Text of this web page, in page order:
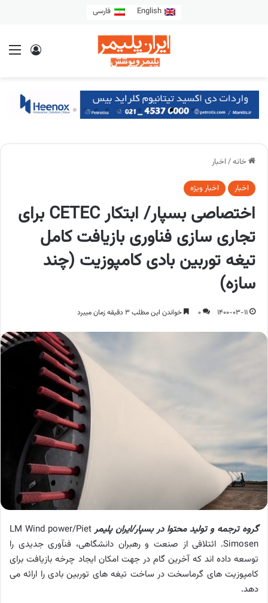
English فارسی
خانه/ اخبار
اخبار اخبار ویژه
اختصاصی بسپار/ ابتکار CETEC برای
تجاری سازی فناوری بازیافت کامل
تیغه توربین بادی کامپوزیت (چند
سازه)
1400-03-11
0 خواندن این مطلب 3 دقیقه زمان میبرد
گروه ترجمه و تولید محتوا در بسپار/ایران پلیمرLM Wind power/Piet
Simosen. ائتلافی از صنعت و رهبران دانشگاهی، فنآوری جدیدی را
توسعه داده اند که آخرین گام در جهت امکان ایجاد چرخه بازیافت برای
کامپوزیت های گرماسخت در ساخت تیغه های توربین بادی را ارائه می
دهد.